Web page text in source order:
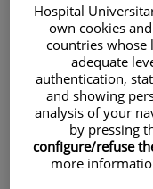
Hospital
own cookies
countries whose
adequate
authentication,
and showing
analysis of your
by pressing
configure/refuse
more